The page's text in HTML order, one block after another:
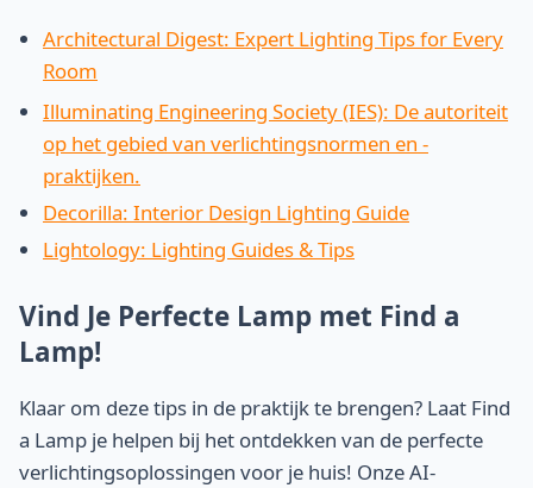
Architectural Digest: Expert Lighting Tips for Every
Room
Illuminating Engineering Society (IES): De autoriteit
op het gebied van verlichtingsnormen en -
praktijken.
Decorilla: Interior Design Lighting Guide
Lightology: Lighting Guides & Tips
Vind Je Perfecte Lamp met Find a
Lamp!
Klaar om deze tips in de praktijk te brengen? Laat Find
a Lamp je helpen bij het ontdekken van de perfecte
verlichtingsoplossingen voor je huis! Onze AI-